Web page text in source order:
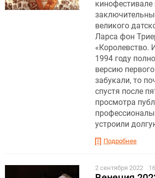
кинофестивале
великого
Ларса фон
«Королевство.
1994 году
версию
забукали, то
спустя после
просмотра
профессионалы
устроили
Подробнее
2 сентября 2022